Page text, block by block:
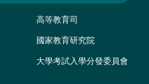
高等教育司
國家教育研究院
大學考試入學分發委員會